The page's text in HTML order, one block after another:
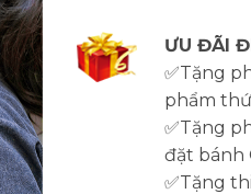
ƯU ĐÃI
✅Tặng
phẩm
✅Tặng
đặt bánh
✅Tặng